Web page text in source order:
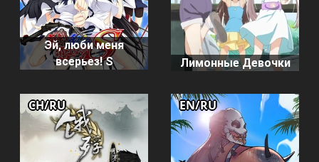
Эй, люби меня
всерьез! S
Лимонные Девочки
CH/RU EN/RU